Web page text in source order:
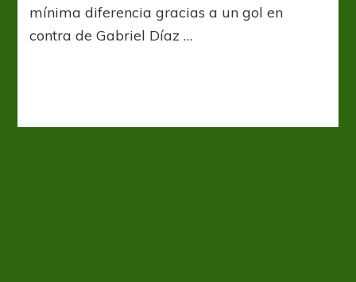
mínima diferencia gracias a un gol en
contra de Gabriel Díaz …